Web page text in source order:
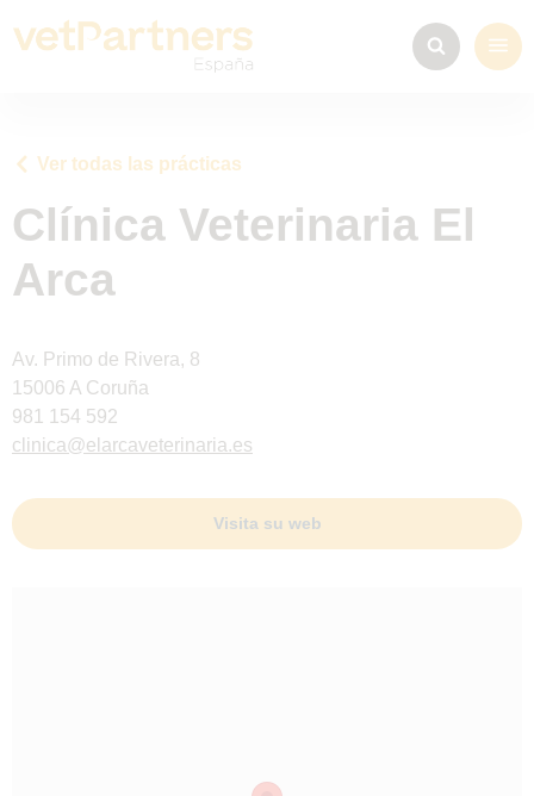
Ver todas las prácticas
Clínica Veterinaria El
Arca
Av. Primo de Rivera, 8
15006 A Coruña
981 154 592
clinica@elarcaveterinaria.es
Visita su web